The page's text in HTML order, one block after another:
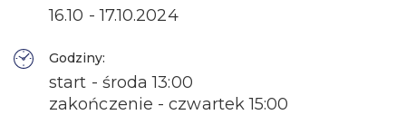
16.10 - 17.10.2024
Godziny:
start - środa 13:00
zakończenie - czwartek 15:00